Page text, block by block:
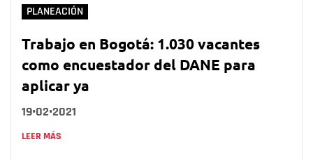
PLANEACIÓN
Trabajo en Bogotá: 1.030 vacantes
como encuestador del DANE para
aplicar ya
19•02•2021
LEER MÁS